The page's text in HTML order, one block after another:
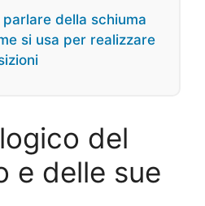
parlare della schiuma
si usa per realizzare
del
e delle sue